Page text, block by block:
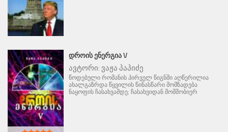
ᲓᲠᲝᲘᲡ ᲔᲜᲔᲠᲒᲘᲐ V
ავტორი: ვაჟა პაპიძე
წოდებული რომანის პირველ წიგნში აღწერილია
ახალგაზრდა წყვილის წინასწარი მომზადება
ნაყოფის ჩასახვამდე; ჩასახვიდან მომშობიერ